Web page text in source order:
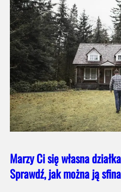
Marzy Ci się własna
Sprawdź, jak można ją